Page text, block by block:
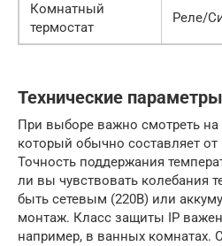
Комнатный
термостат
Реле/
Технические
При выборе важно смотреть на
который обычно составляет от
Точность поддержания
ли вы чувствовать колебания
быть сетевым (220В) или
монтаж. Класс защиты IP
например, в ванных комнатах.